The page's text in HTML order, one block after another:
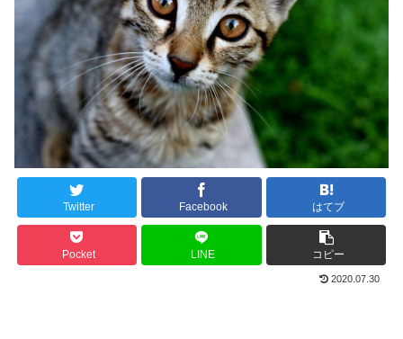
Twitter Facebook はてブ
Pocket LINE コピー
2020.07.30